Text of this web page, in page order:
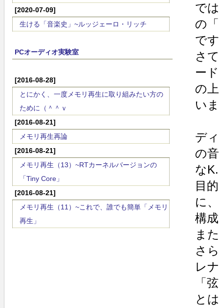
[2020-07-09]
生ける「音楽史」~ルッジェーロ・リッチ
PCオーディオ実験室
[2016-08-28]
とにかく、一度メモリ再生に取り組みたい方の
ために（＾＾ｖ
[2016-08-21]
メモリ再生再論
[2016-08-21]
メモリ再生（13）~RTカーネルバージョンの
「Tiny Core」
[2016-08-21]
メモリ再生（11）~これで、誰でも簡単「メモリ
再生」
で
の
で
さ
ー
の
い
デ
の
な
目
に
構
ま
さ
レ
「
と